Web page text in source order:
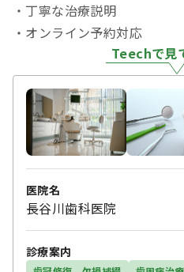
・丁寧な治療説明
・オンライン予約対応
Teechで見
医院名
長谷川歯科医院
診療案内